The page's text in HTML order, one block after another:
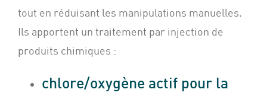
tout en réduisant les manipulations manuelles.
Ils apportent un traitement par injection de
produits chimiques :
chlore/oxygène actif pour la